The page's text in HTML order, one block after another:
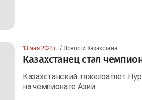
13 мая 2023 г. / Новости Казахстана
Казахстанец стал
Казахстанский тяжелоатлет
на чемпионате Азии